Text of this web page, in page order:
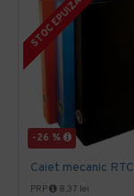
-26 %
STOC EPUIZAT
PRP 8,37 lei